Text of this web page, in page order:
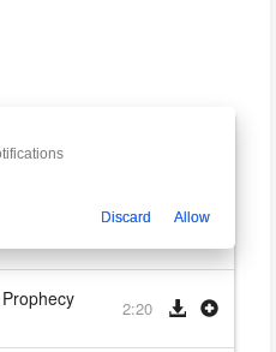
4:36
2:20
Discard Allow